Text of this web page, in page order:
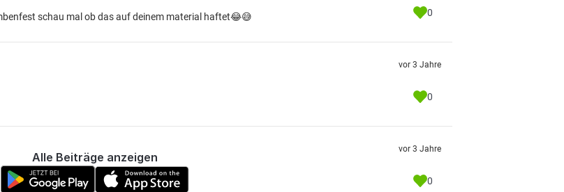
schau mal ob das auf deinem material haftet😂😅 0
vor 3 Jahre
0
vor 3 Jahre
0
Alle Beiträge anzeigen